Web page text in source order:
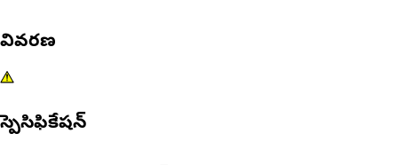
వివరణ
స్పెసిఫికేషన్